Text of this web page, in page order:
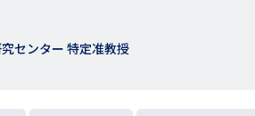
センター 特定准教授